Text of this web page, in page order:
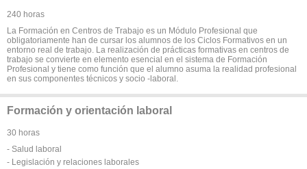
240 horas
La Formación en Centros de Trabajo es un Módulo Profesional que
obligatoriamente han de cursar los alumnos de los Ciclos Formativos en un
entorno real de trabajo. La realización de prácticas formativas en centros de
trabajo se convierte en elemento esencial en el sistema de Formación
Profesional y tiene como función que el alumno asuma la realidad profesional
en sus componentes técnicos y socio -laboral.
Formación y orientación laboral
30 horas
- Salud laboral
- Legislación y relaciones laborales